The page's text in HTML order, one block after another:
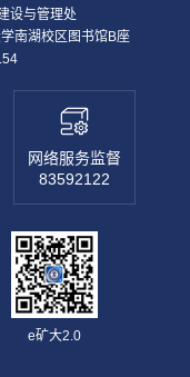
设与管理处
南湖校区图书馆B座
网络服务监督
83592122
e矿大2.0